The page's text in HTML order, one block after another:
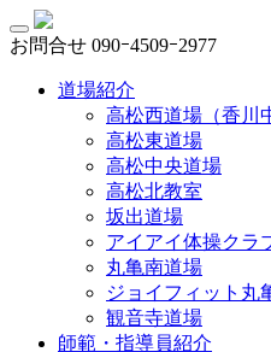
お問合せ 090ｰ4509ｰ2977
道場紹介
高松西道場（香川
高松東道場
高松中央道場
高松北教室
坂出道場
アイアイ体操クラ
丸亀南道場
ジョイフィット丸
観音寺道場
師範・指導員紹介